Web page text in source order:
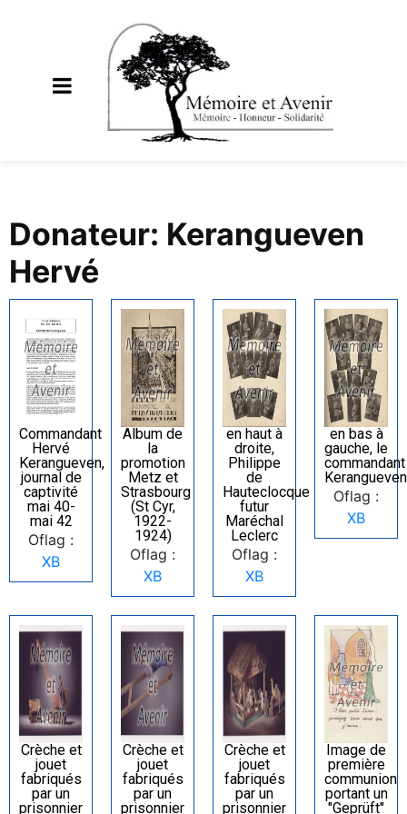
Donateur: Kerangueven
Hervé
Commandant
Hervé
Kerangueven,
journal de
captivité
mai 40-
mai 42
Oflag :
XB
Album de
la
promotion
Metz et
Strasbourg
(St Cyr,
1922-
1924)
Oflag :
XB
en haut à
droite,
Philippe
de
Hauteclocque
futur
Maréchal
Leclerc
Oflag :
XB
en bas à
gauche, le
commandant
Kerangueven
Oflag :
XB
Crèche et
jouet
fabriqués
par un
prisonnier
Crèche et
jouet
fabriqués
par un
prisonnier
Crèche et
jouet
fabriqués
par un
prisonnier
Image de
première
communion
portant un
"Geprüft"